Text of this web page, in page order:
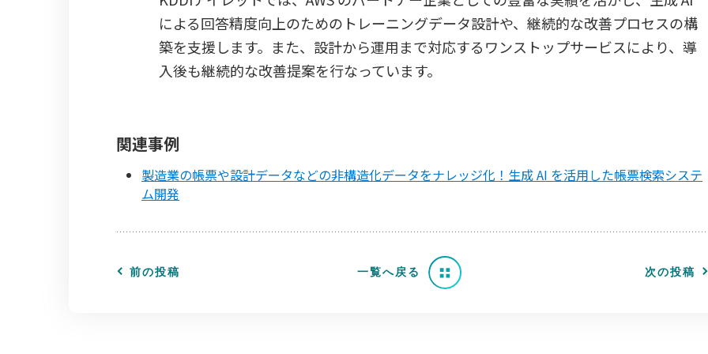
による回答精度向上のためのトレーニングデータ設計や、継続的な改善プロセスの構
築を支援します。また、設計から運用まで対応するワンストップサービスにより、導
入後も継続的な改善提案を行なっています。
関連事例
製造業の帳票や設計データなどの非構造化データをナレッジ化！生成 AI を活用した帳票検索システ
ム開発
前の投稿 一覧へ戻る 次の投稿